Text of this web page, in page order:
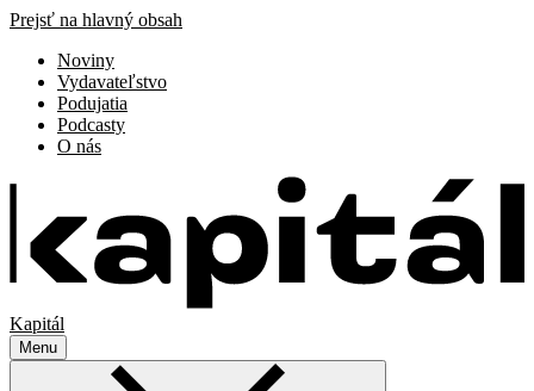
Prejsť na hlavný obsah
Noviny
Vydavateľstvo
Podujatia
Podcasty
O nás
Kapitál
Menu